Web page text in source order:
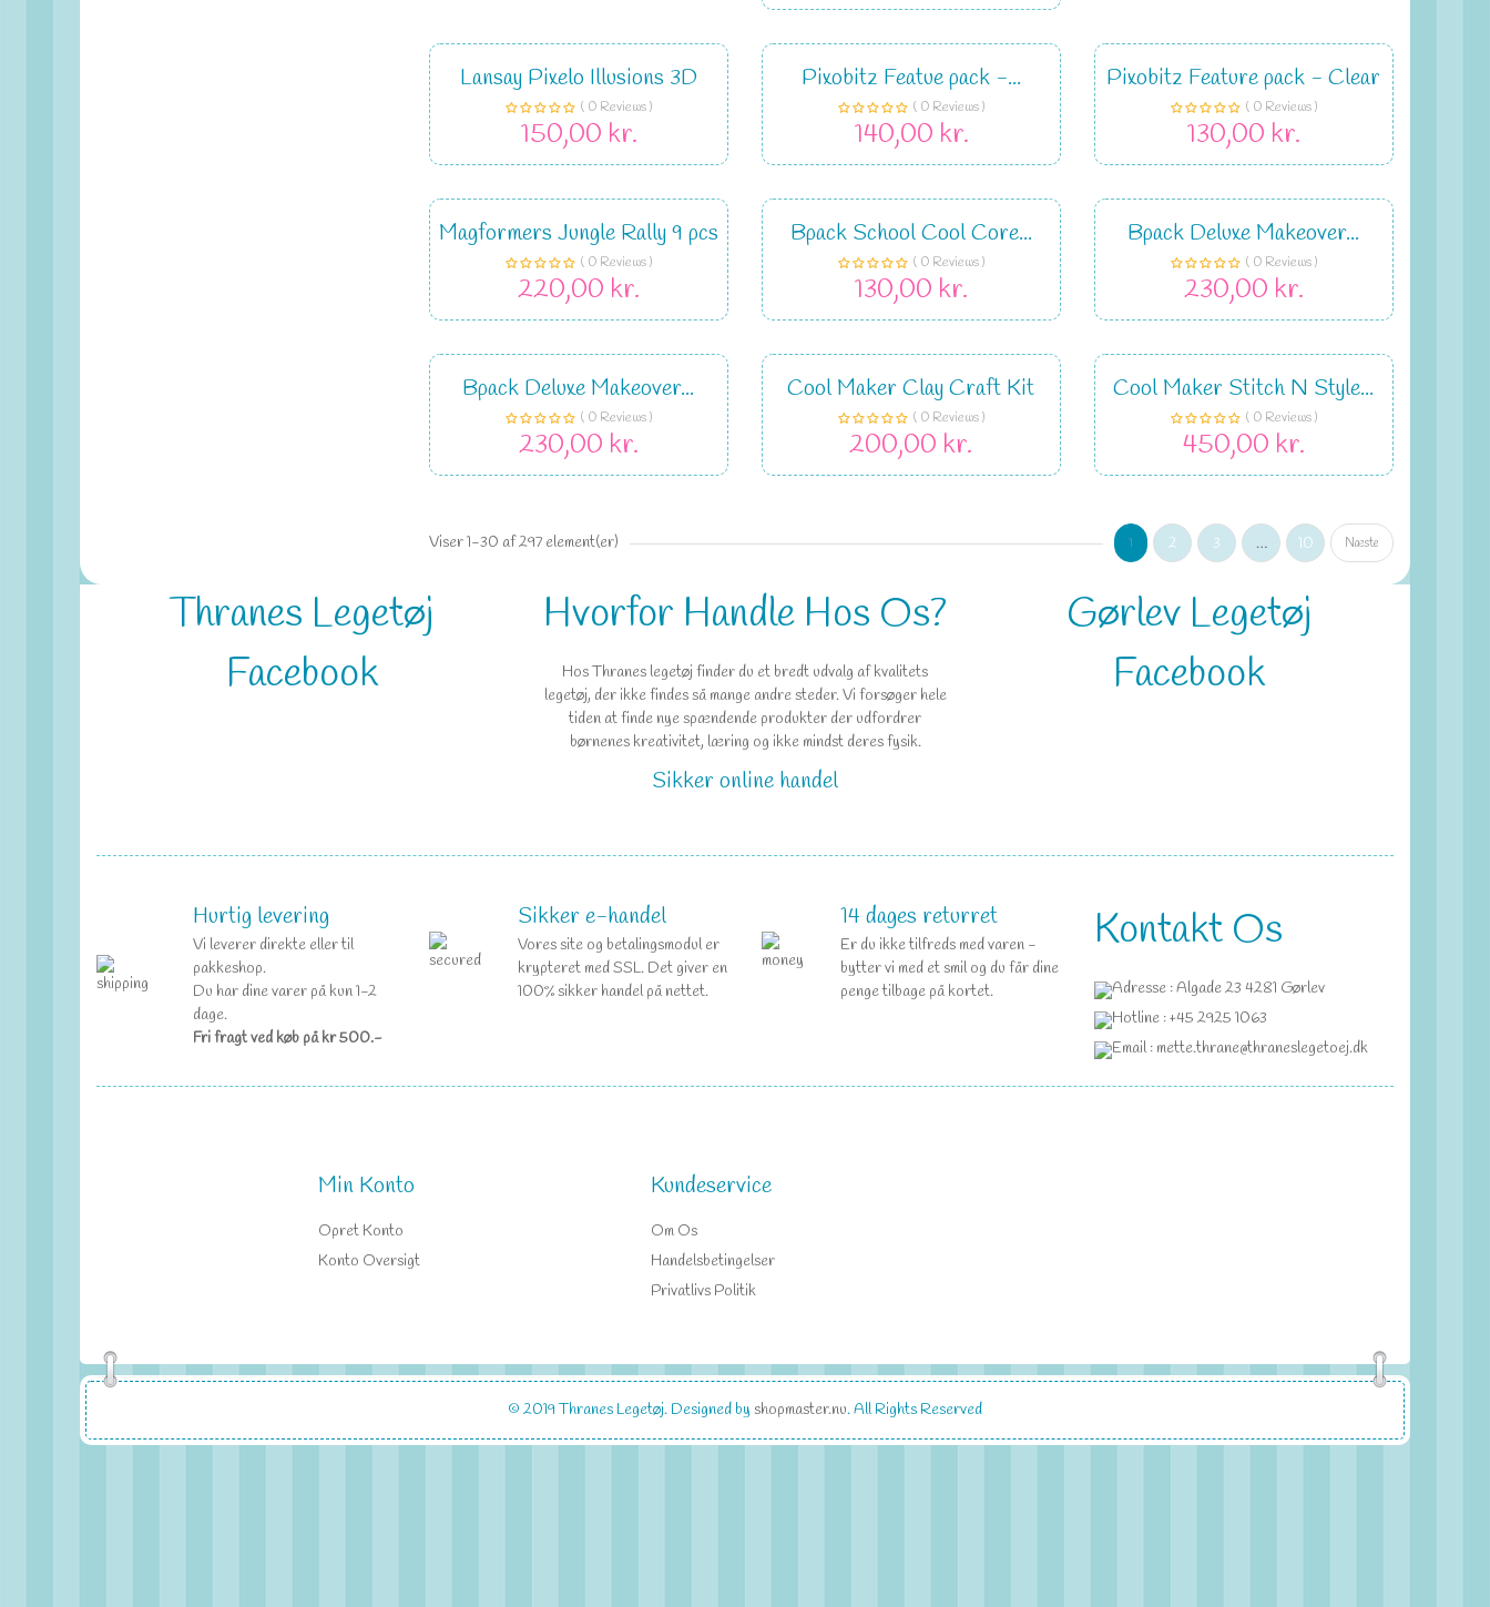
Lansay Pixelo Illusions 3D
( 0 Reviews )
150,00 kr.
Pixobitz Featue pack -...
( 0 Reviews )
140,00 kr.
Pixobitz Feature pack - Clear
( 0 Reviews )
130,00 kr.
Magformers Jungle Rally 9 pcs
( 0 Reviews )
220,00 kr.
Bpack School Cool Core...
( 0 Reviews )
130,00 kr.
Bpack Deluxe Makeover...
( 0 Reviews )
230,00 kr.
Bpack Deluxe Makeover...
( 0 Reviews )
230,00 kr.
Cool Maker Clay Craft Kit
( 0 Reviews )
200,00 kr.
Cool Maker Stitch N Style...
( 0 Reviews )
450,00 kr.
Viser 1-30 af 297 element(er) 1 2 3 … 10 Næste
Thranes Legetøj
Facebook
Hvorfor Handle Hos Os?
Hos Thranes legetøj finder du et bredt udvalg af kvalitets
legetøj, der ikke findes så mange andre steder. Vi forsøger hele
tiden at finde nye spændende produkter der udfordrer
børnenes kreativitet, læring og ikke mindst deres fysik.
Sikker online handel
Gørlev Legetøj
Facebook
Hurtig levering
Vi leverer direkte eller til
pakkeshop.
Du har dine varer på kun 1-2
dage.
Fri fragt ved køb på kr 500.-
Sikker e-handel
Vores site og betalingsmodul er
krypteret med SSL. Det giver en
100% sikker handel på nettet.
14 dages returret
Er du ikke tilfreds med varen -
bytter vi med et smil og du får dine
penge tilbage på kortet.
Kontakt Os
Adresse : Algade 23 4281 Gørlev
Hotline : +45 2925 1063
Email : mette.thrane@thraneslegetoej.dk
Min Konto
Opret Konto
Konto Oversigt
Kundeservice
Om Os
Handelsbetingelser
Privatlivs Politik
© 2019Thranes Legetøj. Designed by shopmaster.nu. All Rights Reserved